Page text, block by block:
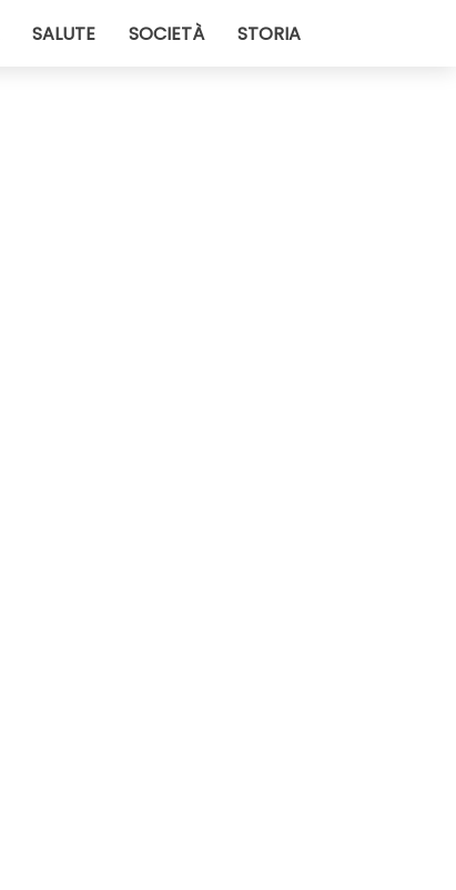
SALUTE SOCIETÀ STORIA